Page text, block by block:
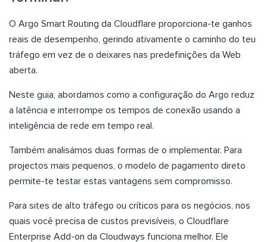
O Argo Smart Routing da Cloudflare proporciona-te ganhos
reais de desempenho, gerindo ativamente o caminho do teu
tráfego em vez de o deixares nas predefinições da Web
aberta.
Neste guia, abordamos como a configuração do Argo reduz
a latência e interrompe os tempos de conexão usando a
inteligência de rede em tempo real.
Também analisámos duas formas de o implementar. Para
projectos mais pequenos, o modelo de pagamento direto
permite-te testar estas vantagens sem compromisso.
Para sites de alto tráfego ou críticos para os negócios, nos
quais você precisa de custos previsíveis, o Cloudflare
Enterprise Add-on da Cloudways funciona melhor. Ele